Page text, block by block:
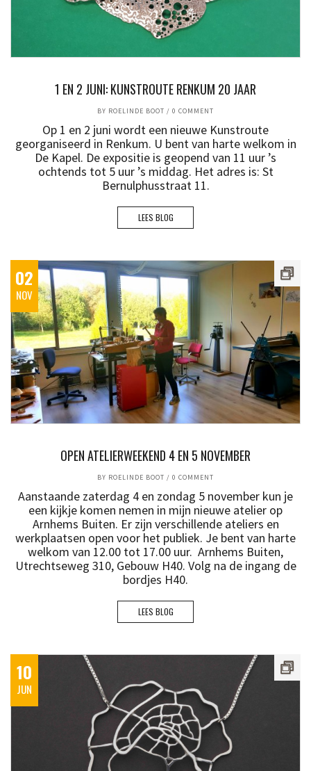
1 EN 2 JUNI: KUNSTROUTE RENKUM 20 JAAR
BY ROELINDE BOOT / 0 COMMENT
Op 1 en 2 juni wordt een nieuwe Kunstroute
georganiseerd in Renkum. U bent van harte welkom in
De Kapel. De expositie is geopend van 11 uur ’s
ochtends tot 5 uur ’s middag. Het adres is: St
Bernulphusstraat 11.
LEES BLOG
02
NOV
OPEN ATELIERWEEKEND 4 EN 5 NOVEMBER
BY ROELINDE BOOT / 0 COMMENT
Aanstaande zaterdag 4 en zondag 5 november kun je
een kijkje komen nemen in mijn nieuwe atelier op
Arnhems Buiten. Er zijn verschillende ateliers en
werkplaatsen open voor het publiek. Je bent van harte
welkom van 12.00 tot 17.00 uur. Arnhems Buiten,
Utrechtseweg 310, Gebouw H40. Volg na de ingang de
bordjes H40.
LEES BLOG
10
JUN